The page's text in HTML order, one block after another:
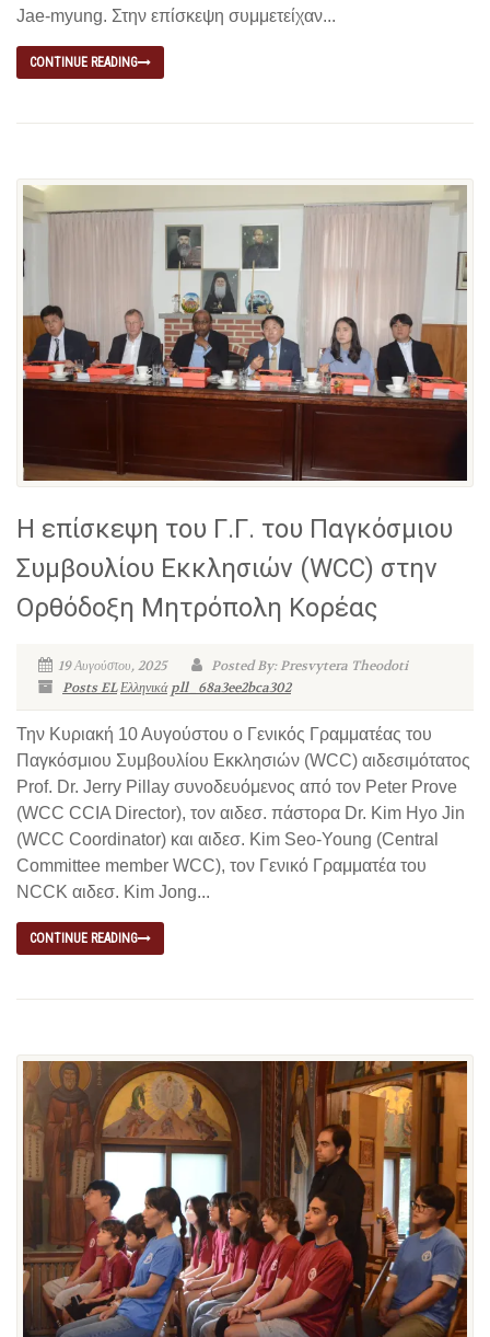
Jae-myung. Στην επίσκεψη συμμετείχαν...
CONTINUE READING
Η επίσκεψη του Γ.Γ. του Παγκόσμιου
Συμβουλίου Εκκλησιών (WCC) στην
Ορθόδοξη Μητρόπολη Κορέας
19 Αυγούστου, 2025
Posted By: Presvytera Theodoti
Posts ELΕλληνικά pll_68a3ee2bca302
Την Κυριακή 10 Αυγούστου ο Γενικός Γραμματέας του
Παγκόσμιου Συμβουλίου Εκκλησιών (WCC) αιδεσιμότατος
Prof. Dr. Jerry Pillay συνοδευόμενος από τον Peter Prove
(WCC CCIA Director), τον αιδεσ. πάστορα Dr. Kim Hyo Jin
(WCC Coordinator) και αιδεσ. Kim Seo-Young (Central
Committee member WCC), τον Γενικό Γραμματέα του
NCCK αιδεσ. Kim Jong...
CONTINUE READING